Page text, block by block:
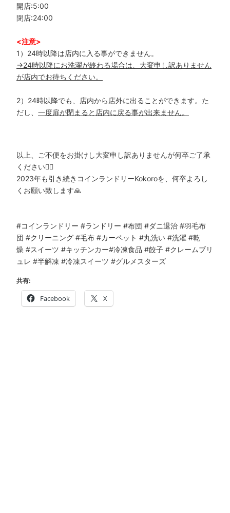
開店:5:00
閉店:24:00
<注意>
1）24時以降は店内に入る事ができません。
→24時以降にお洗濯が終わる場合は、大変申し訳ありません
が店内でお待ちください。
2）24時以降でも、店内から店外に出ることができます。た
だし、 一度扉が閉まると店内に戻る事が出来ません。
以上、ご不便をお掛けし大変申し訳ありませんが何卒ご了承
ください🙇‍♀️
⁡2023年も引き続きコインランドリーKokoroを、何卒よろし
くお願い致します🙏
#コインランドリー #ランドリー #布団 #ダニ退治 #羽毛布
団 #クリーニング #毛布 #カーペット #丸洗い #洗濯 #乾
燥 #スイーツ #キッチンカー#冷凍食品 #餃子 #クレームブリ
ュレ #半解凍 #冷凍スイーツ #グルメスターズ
共有:
Facebook X